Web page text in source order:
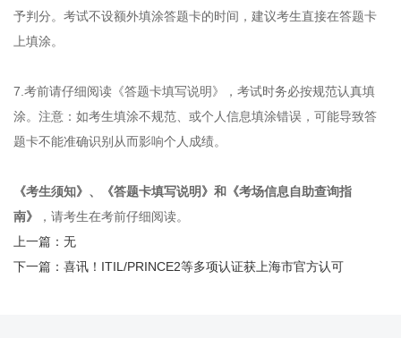
予判分。考试不设额外填涂答题卡的时间，建议考生直接在答题卡
上填涂。
7.考前请仔细阅读《答题卡填写说明》，考试时务必按规范认真填
涂。注意：如考生填涂不规范、或个人信息填涂错误，可能导致答
题卡不能准确识别从而影响个人成绩。
《考生须知》、《答题卡填写说明》和《考场信息自助查询指
南》
，请考生在考前仔细阅读。
上一篇：无
下一篇：喜讯！ITIL/PRINCE2等多项认证获上海市官方认可